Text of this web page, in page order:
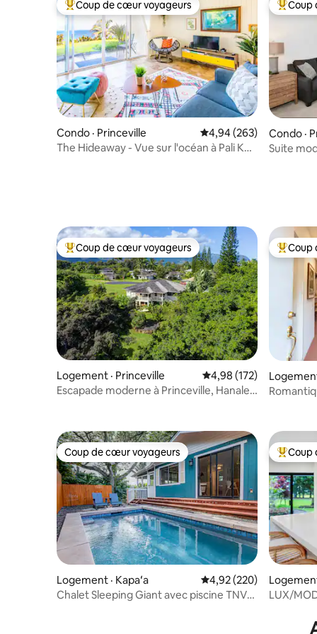
Coup de cœur voyageurs parmi les plus aimés
Coup de cœur voyageurs
Condo · Princeville Note moyenne de 4,94
4,94 (263)
The Hideaway - Vue sur l'océan à Pali Ke
Coup
Coup
Condo ·
Suite
Coup de cœur voyageurs parmi les plus aimés
Coup de cœur voyageurs
Logement · Princeville Note moyenne de
4,98 (172)
Escapade moderne à Princeville, Hanalei
Coup
Coup
Coup de cœur voyageurs
Coup de cœur voyageurs
Logement · Kapaʻa Note moyenne de 4,92
4,92 (220)
Chalet Sleeping Giant avec piscine TNVC
Coup
Coup
LUX/